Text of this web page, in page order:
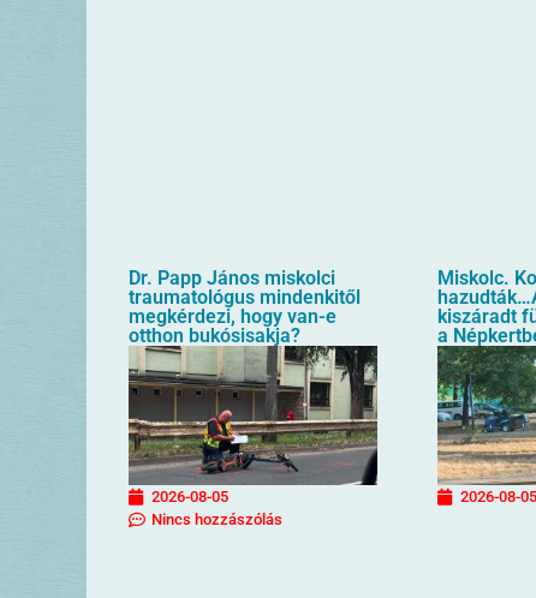
Dr. Papp János miskolci
traumatológus mindenkitől
megkérdezi, hogy van-e
otthon bukósisakja?
2026-08-05
Nincs hozzászólás
Miskolc.
kiszáradt
a
2026-08-